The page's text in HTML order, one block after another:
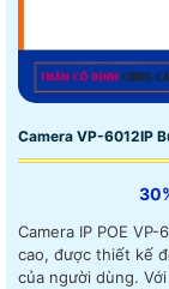
Camera VP-6012IP
Camera IP POE
cao, được thiết kế
của người dùng. Với công nghệ POE tiên tiến, việc cài đặt và sử